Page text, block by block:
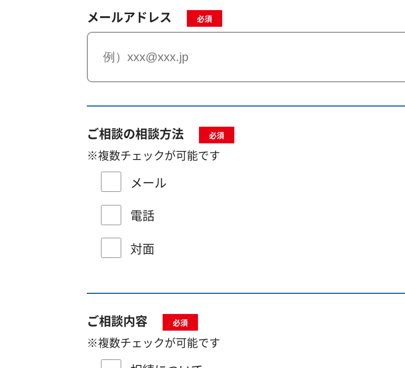
メールアドレス 必須
ご相談の相談方法 必須
※複数チェックが可能です
メール
電話
対面
ご相談内容 必須
※複数チェックが可能です